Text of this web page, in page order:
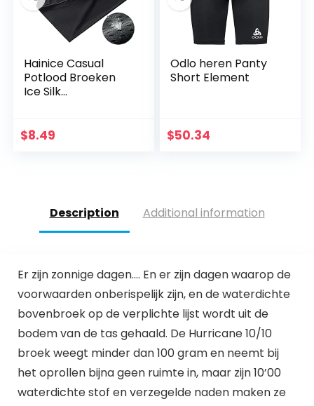
Hainice Casual
Potlood Broeken
Ice Silk
Summer Casual
$8.49
Odlo heren Panty
Short Element
$50.34
Description Additional information
Er zijn zonnige dagen…. En er zijn dagen waarop de
voorwaarden onberispelijk zijn, en de waterdichte
bovenbroek op de verplichte lijst wordt uit de
bodem van de tas gehaald. De Hurricane 10/10
broek weegt minder dan 100 gram en neemt bij
het oprollen bijna geen ruimte in, maar zijn 10’00
waterdichte stof en verzegelde naden maken ze